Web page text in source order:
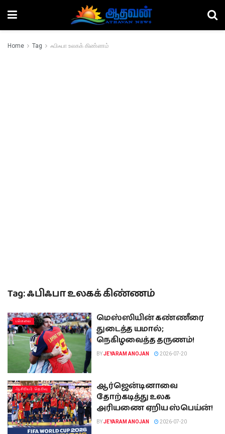
Home Tag ஃபிஃபா உலகக் கிண்ணம்
Tag:ஃபிஃபா உலகக் கிண்ணம்
பல்சுவை
மெஸ்ஸியின் கண்ணீரை
துடைத்த யமால்;
நெகிழவைத்த தருணம்!
BYJEYARAM ANOJAN 2026-07-20
ஆசிரியர் தெரிவு
ஆர்ஜென்டினாவை
தோற்கடித்து உலக
அரியணை ஏறிய ஸ்பெய்ன்!
BYJEYARAM ANOJAN 2026-07-20